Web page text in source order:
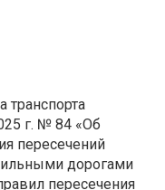
транспорта
г. № 84 «Об
пересечений
дорогами
пересечения